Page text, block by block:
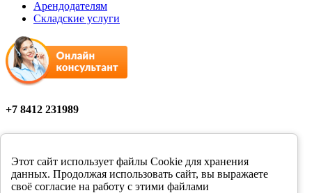
Этот сайт использует файлы Cookie для хранения
данных. Продолжая использовать сайт, вы выражаете
своё согласие на работу с этими файлами
Арендодателям
Складские услуги
+7 8412 231989
Мы в соцсетях